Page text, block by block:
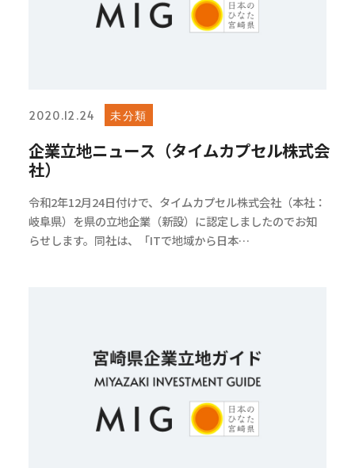
2020.12.24 未分類
企業立地ニュース（タイムカプセル株式会
社）
令和2年12月24日付けで、タイムカプセル株式会社（本社：
岐阜県）を県の立地企業（新設）に認定しましたのでお知
らせします。同社は、「ITで地域から日本…